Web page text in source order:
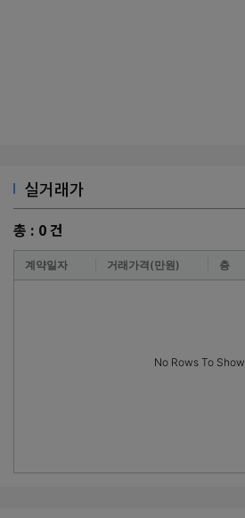
실거래가
총 : 0건
계약일자 거래가격(만원) 층
No Rows To Show